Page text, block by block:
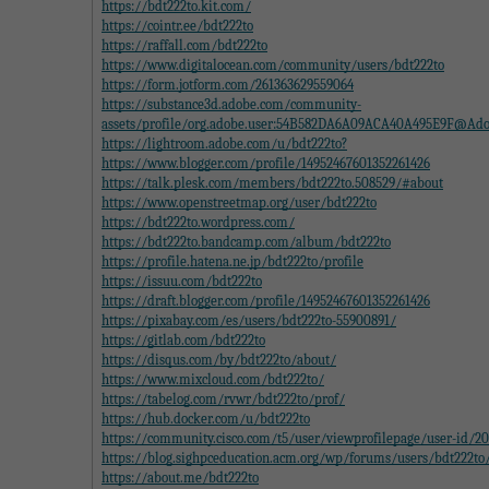
https://bdt222to.kit.com/
https://cointr.ee/bdt222to
https://raffall.com/bdt222to
https://www.digitalocean.com/community/users/bdt222to
https://form.jotform.com/261363629559064
https://substance3d.adobe.com/community-
assets/profile/
https://lightroom.adobe.com/u/bdt222to?
https://www.blogger.com/profile/14952467601352261426
https://talk.plesk.com/members/bdt222to.508529/#about
https://www.openstreetmap.org/user/bdt222to
https://bdt222to.wordpress.com/
https://bdt222to.bandcamp.com/album/bdt222to
https://profile.hatena.ne.jp/bdt222to/profile
https://issuu.com/bdt222to
https://draft.blogger.com/profile/14952467601352261426
https://pixabay.com/es/users/bdt222to-55900891/
https://gitlab.com/bdt222to
https://disqus.com/by/bdt222to/about/
https://www.mixcloud.com/bdt222to/
https://tabelog.com/rvwr/bdt222to/prof/
https://hub.docker.com/u/bdt222to
https://community.cisco.com/t5/user/viewprofilepage/user-id/
https://blog.sighpceducation.acm.org/wp/forums/users/
https://about.me/bdt222to